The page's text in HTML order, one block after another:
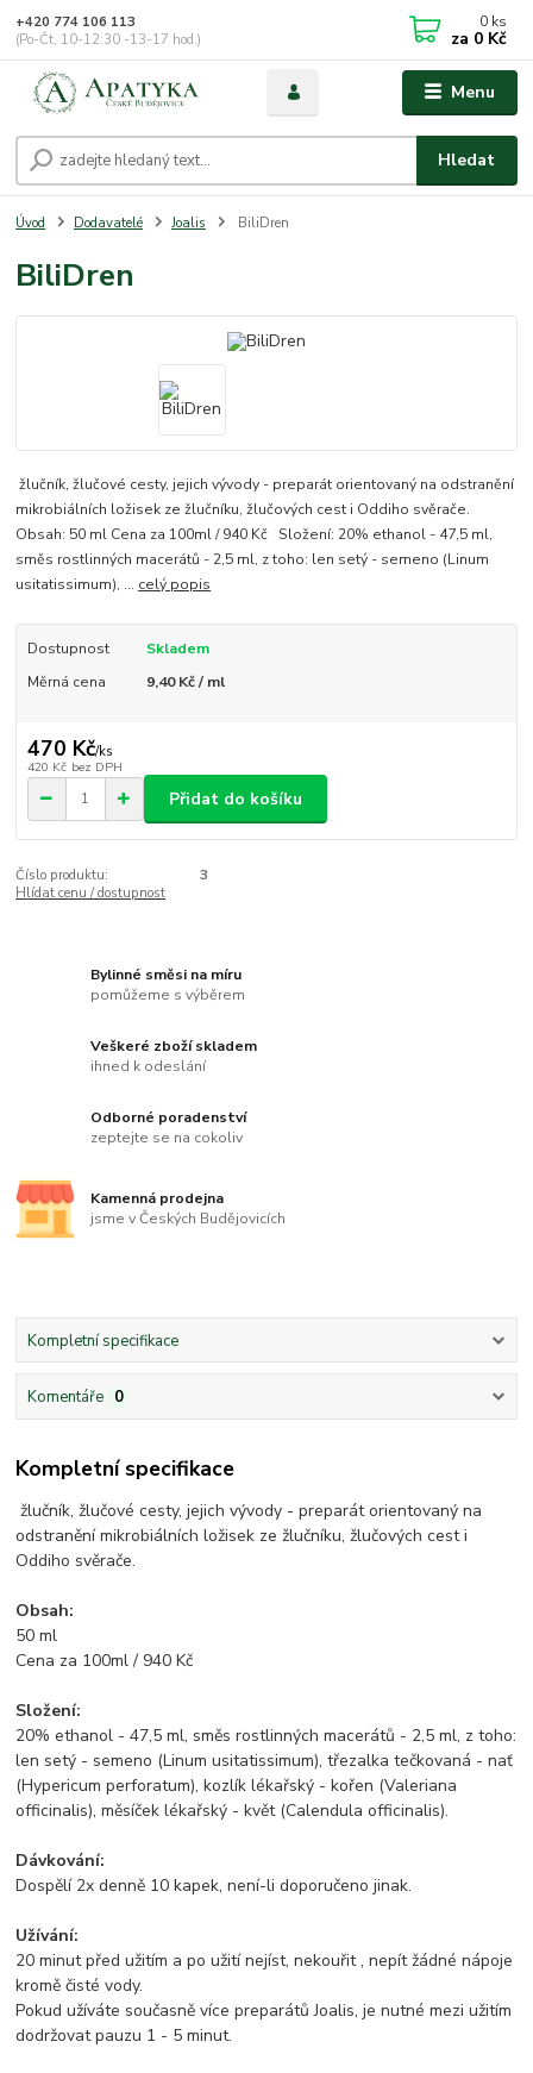
Menu
Hledat
+420 774 106 113
(Po-Čt, 10-12:30 -13-17 hod.)
0 ks
za 0 Kč
Úvod Dodavatelé Joalis BiliDren
BiliDren
žlučník, žlučové cesty, jejich vývody - preparát orientovaný na odstranění
mikrobiálních ložisek ze žlučníku, žlučových cest i Oddiho svěrače.
Obsah: 50 ml Cena za 100ml / 940 Kč Složení: 20% ethanol - 47,5 ml,
směs rostlinných macerátů - 2,5 ml, z toho: len setý - semeno (Linum
usitatissimum), ... celý popis
Dostupnost
Skladem
Měrná cena
9,40 Kč / ml
470 Kč/ks
420 Kč bez DPH
Přidat do košíku
Číslo produktu:
3
Hlídat cenu / dostupnost
Bylinné směsi na míru
pomůžeme s výběrem
Veškeré zboží skladem
ihned k odeslání
Odborné poradenství
zeptejte se na cokoliv
Kamenná prodejna
jsme v Českých Budějovicích
Kompletní specifikace
Komentáře 0
Kompletní specifikace
žlučník, žlučové cesty, jejich vývody - preparát orientovaný na
odstranění mikrobiálních ložisek ze žlučníku, žlučových cest i
Oddiho svěrače.
Obsah:
50 ml
Cena za 100ml / 940 Kč
Složení:
20% ethanol - 47,5 ml, směs rostlinných macerátů - 2,5 ml, z toho:
len setý - semeno (Linum usitatissimum), třezalka tečkovaná - nať
(Hypericum perforatum), kozlík lékařský - kořen (Valeriana
officinalis), měsíček lékařský - květ (Calendula officinalis).
Dávkování:
Dospělí 2x denně 10 kapek, není-li doporučeno jinak.
Užívání:
20 minut před užitím a po užití nejíst, nekouřit , nepít žádné nápoje
kromě čisté vody.
Pokud užíváte současně více preparátů Joalis, je nutné mezi užitím
dodržovat pauzu 1 - 5 minut.